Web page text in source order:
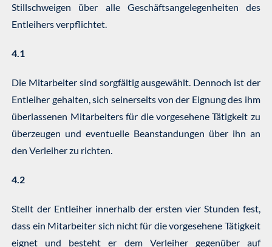
Stillschweigen über alle Geschäftsangelegenheiten des
Entleihers verpflichtet.
4.1
Die Mitarbeiter sind sorgfältig ausgewählt. Dennoch ist der
Entleiher gehalten, sich seinerseits von der Eignung des ihm
überlassenen Mitarbeiters für die vorgesehene Tätigkeit zu
überzeugen und eventuelle Beanstandungen über ihn an
den Verleiher zu richten.
4.2
Stellt der Entleiher innerhalb der ersten vier Stunden fest,
dass ein Mitarbeiter sich nicht für die vorgesehene Tätigkeit
eignet und besteht er dem Verleiher gegenüber auf